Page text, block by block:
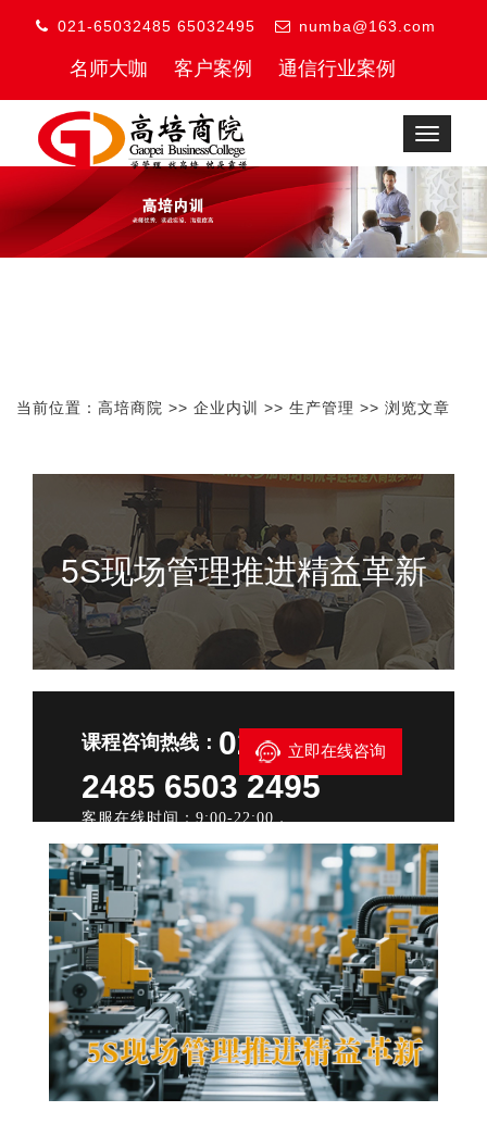
021-65032485 65032495 numba@163.com
名师大咖 客户案例 通信行业案例
Toggle
当前位置： 高培商院 >> 企业内训 >> 生产管理 >> 浏览文章
5S现场管理推进精益革新
课程咨询热线： 021—6503
2485 6503 2495
客服在线时间：9:00-22:00，
立即在线咨询